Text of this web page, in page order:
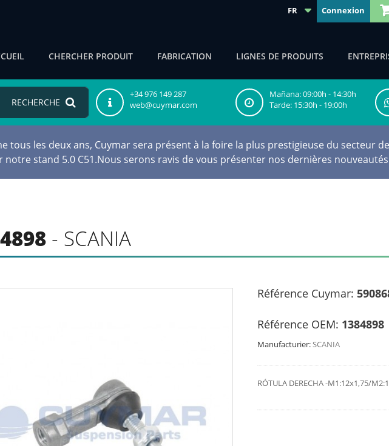
Connexion
FR
CHERCHER PRODUIT FABRICATION LIGNES DE PRODUITS
RECHERCHE
+34 976 149 287
web@cuymar.com
Mañana: 09:00h - 14:30h
Tarde: 15:30h - 19:00h
tous les deux ans, Cuymar sera présent à la foire la plus prestigieuse du secteur
notre stand 5.0 C51.Nous serons ravis de vous présenter nos dernières
- SCANIA
Référence Cuymar:
Référence OEM: 1384898
Manufacturier:SCANIA
RÓTULA DERECHA -M1:12x1,75/